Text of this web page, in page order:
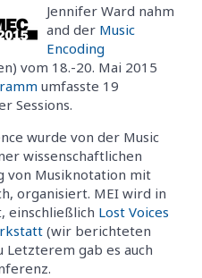
Jennifer Ward nahm
and der Music
Encoding
vom 18.-20. Mai 2015
umfasste 19
Sessions.
wurde von der Music
wissenschaftlichen
von Musiknotation mit
organisiert. MEI wird in
einschließlich Lost Voices
(wir berichteten
Letzterem gab es auch